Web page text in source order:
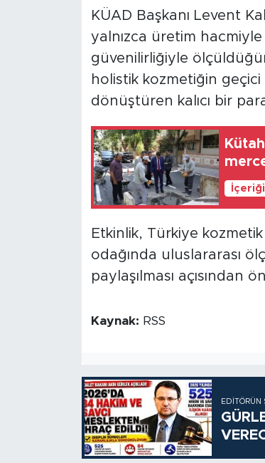
KÜAD Başkanı Levent
yalnızca üretim
güvenilirliğiyle
holistik kozmetiğin
dönüştüren kalıcı bir
Etkinlik, Türkiye
odağında uluslararası
paylaşılması açısından
Kaynak: RSS
EDITÖRÜN